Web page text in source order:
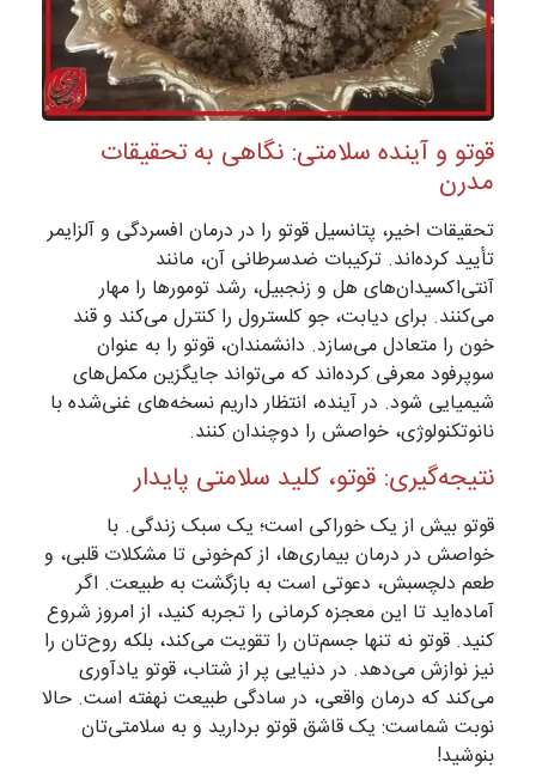
قوتو و آینده سلامتی: نگاهی به تحقیقات
مدرن
تحقیقات اخیر، پتانسیل قوتو را در درمان افسردگی و آلزایمر
تأیید کرده‌اند. ترکیبات ضدسرطانی آن، مانند
آنتی‌اکسیدان‌های هل و زنجبیل، رشد تومورها را مهار
می‌کنند. برای دیابت، جو کلسترول را کنترل می‌کند و قند
خون را متعادل می‌سازد. دانشمندان، قوتو را به عنوان
سوپرفود معرفی کرده‌اند که می‌تواند جایگزین مکمل‌های
شیمیایی شود. در آینده، انتظار داریم نسخه‌های غنی‌شده با
نانوتکنولوژی، خواصش را دوچندان کنند.
نتیجه‌گیری: قوتو، کلید سلامتی پایدار
قوتو بیش از یک خوراکی است؛ یک سبک زندگی. با
خواصش در درمان بیماری‌ها، از کم‌خونی تا مشکلات قلبی، و
طعم دلچسبش، دعوتی است به بازگشت به طبیعت. اگر
آماده‌اید تا این معجزه کرمانی را تجربه کنید، از امروز شروع
کنید. قوتو نه تنها جسم‌تان را تقویت می‌کند، بلکه روح‌تان را
نیز نوازش می‌دهد. در دنیایی پر از شتاب، قوتو یادآوری
می‌کند که درمان واقعی، در سادگی طبیعت نهفته است. حالا
نوبت شماست: یک قاشق قوتو بردارید و به سلامتی‌تان
بنوشید!